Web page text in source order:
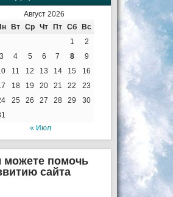
Август 2026
Вт Ср Чт Пт Сб
Вс
1
2
3
4 5 6 7 8
9
11 12 13 14 15
16
18 19 20 21 22
23
25 26 27 28 29
30
« Июл
помочь
сайта